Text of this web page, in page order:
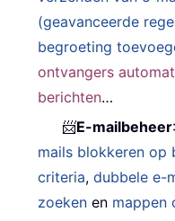
(geavanceerde
begroeting
ontvangers
berichten…
📨E-mailbeheer:
mails blokkeren op
criteria,dubbele e-
zoeken en mappen